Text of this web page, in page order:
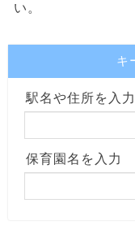
い。
キ
駅名や住所を入力
保育園名を入力